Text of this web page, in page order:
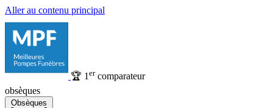
Aller au contenu principal
🏆 1 ercomparateur
obsèques
Obsèques